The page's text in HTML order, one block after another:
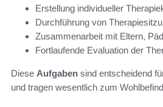
Erstellung individueller
Durchführung von
Zusammenarbeit mit Eltern,
Fortlaufende Evaluation der
Diese Aufgaben sind entscheidend
und tragen wesentlich zum